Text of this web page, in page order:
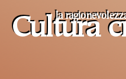
Cultura
la